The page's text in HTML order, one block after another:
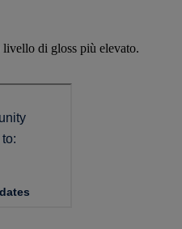
livello di gloss più elevato.